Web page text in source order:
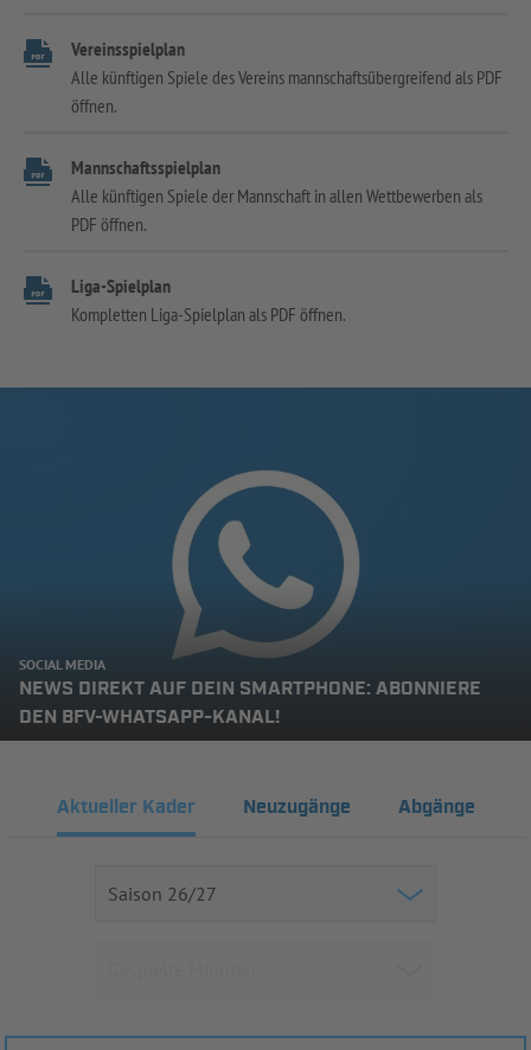
Vereinsspielplan
Alle künftigen Spiele des Vereins mannschaftsübergreifend als PDF
öffnen.
Mannschaftsspielplan
Alle künftigen Spiele der Mannschaft in allen Wettbewerben als
PDF öffnen.
Liga-Spielplan
Kompletten Liga-Spielplan als PDF öffnen.
SOCIAL MEDIA
NEWS DIREKT AUF DEIN SMARTPHONE: ABONNIERE
DEN BFV-WHATSAPP-KANAL!
Aktueller Kader Neuzugänge Abgänge